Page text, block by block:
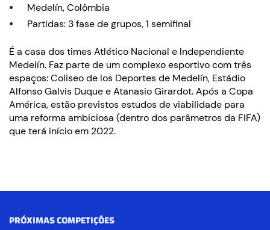
Medelín, Colômbia
Partidas: 3 fase de grupos, 1 semifinal
É a casa dos times Atlético Nacional e Independiente
Medelín. Faz parte de um complexo esportivo com três
espaços: Coliseo de los Deportes de Medelín, Estádio
Alfonso Galvis Duque e Atanasio Girardot. Após a Copa
América, estão previstos estudos de viabilidade para
uma reforma ambiciosa (dentro dos parâmetros da FIFA)
que terá início em 2022.
PRÓXIMAS COMPETIÇÕES